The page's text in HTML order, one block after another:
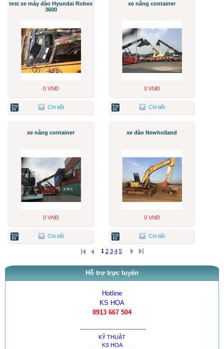
test xe máy đào Hyundai Robex
3600
0 VNĐ
Chi tiết
xe nâng container
0 VNĐ
Chi tiết
xe nâng container
0 VNĐ
Chi tiết
xe đào Newholland
0 VNĐ
Chi tiết
1 2 3 4 5
Hỗ trợ trực tuyến
Hotline
KS HOA
0913 667 504
---------------------------------
KỸ THUẬT
KS HOA